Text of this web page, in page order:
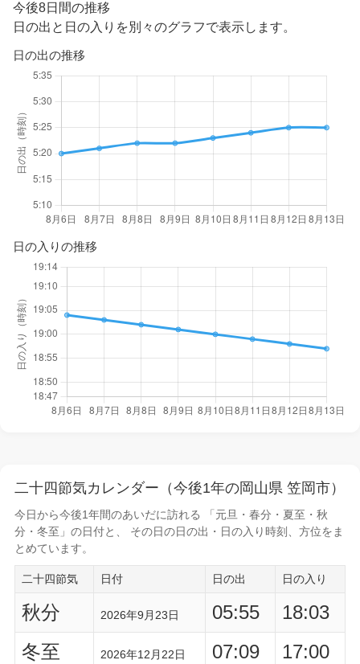
今後8日間の推移
日の出と日の入りを別々のグラフで表示します。
日の出の推移
日の入りの推移
二十四節気カレンダー（今後1年の岡山県 笠岡市）
今日から今後1年間のあいだに訪れる 「元旦・春分・夏至・秋
分・冬至」の日付と、 その日の日の出・日の入り時刻
、方位をま
とめています。
二十四節気 日付 日の出 日の入り
秋分 2026年9月23日 05:55
18:03
冬至
2026年12月22日 07:09
17:00